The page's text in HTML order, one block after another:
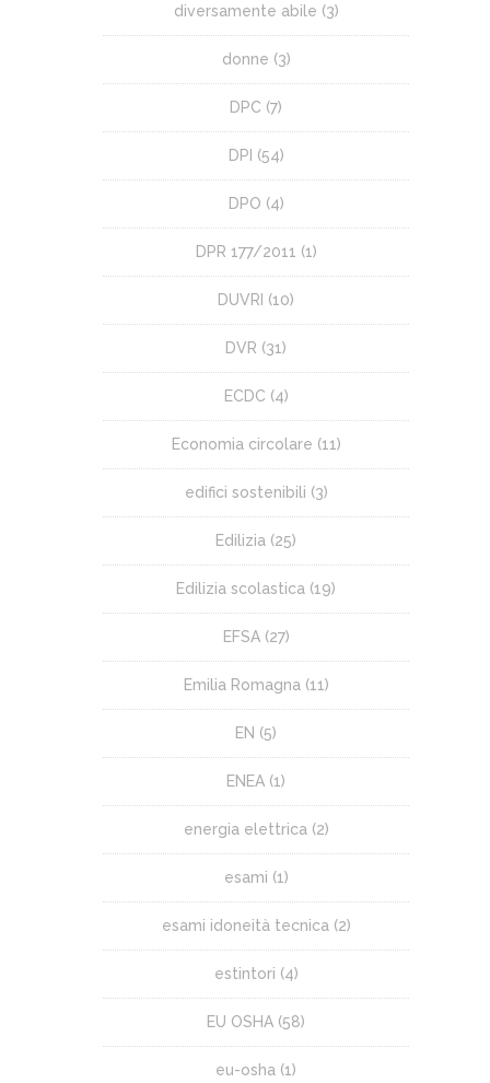
diversamente abile (3)
donne (3)
DPC (7)
DPI (54)
DPO (4)
DPR 177/2011 (1)
DUVRI (10)
DVR (31)
ECDC (4)
Economia circolare (11)
edifici sostenibili (3)
Edilizia (25)
Edilizia scolastica (19)
EFSA(27)
Emilia Romagna (11)
EN (5)
ENEA (1)
energia elettrica (2)
esami (1)
esami idoneità tecnica (2)
estintori (4)
EU OSHA (58)
eu-osha (1)